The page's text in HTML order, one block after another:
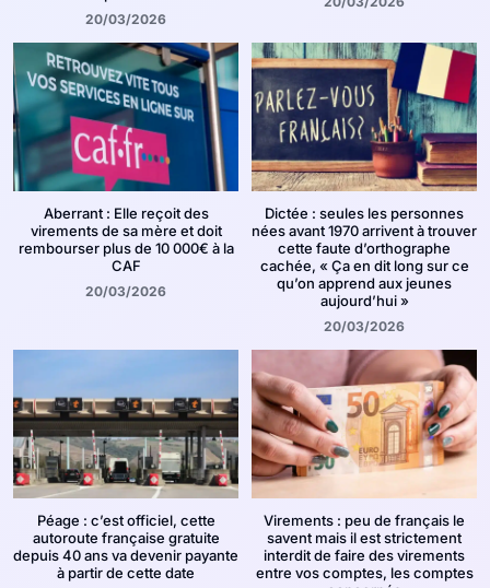
20/03/2026
Aberrant : Elle reçoit des
virements de sa mère et doit
rembourser plus de 10 000€ à la
CAF
20/03/2026
Dictée : seules les personnes
nées avant 1970 arrivent à trouver
cette faute d’orthographe
cachée, « Ça en dit long sur ce
qu’on apprend aux jeunes
aujourd’hui »
20/03/2026
Péage : c’est officiel, cette
autoroute française gratuite
depuis 40 ans va devenir payante
à partir de cette date
Virements : peu de français le
savent mais il est strictement
interdit de faire des virements
entre vos comptes, les comptes